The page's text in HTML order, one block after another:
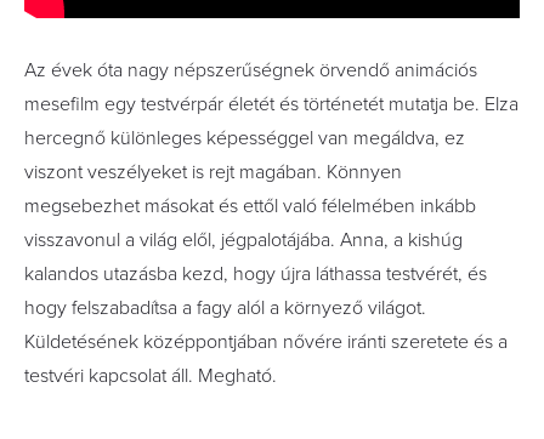
Az évek óta nagy népszerűségnek örvendő animációs
mesefilm egy testvérpár életét és történetét mutatja be. Elza
hercegnő különleges képességgel van megáldva, ez
viszont veszélyeket is rejt magában. Könnyen
megsebezhet másokat és ettől való félelmében inkább
visszavonul a világ elől, jégpalotájába. Anna, a kishúg
kalandos utazásba kezd, hogy újra láthassa testvérét, és
hogy felszabadítsa a fagy alól a környező világot.
Küldetésének középpontjában nővére iránti szeretete és a
testvéri kapcsolat áll. Megható.